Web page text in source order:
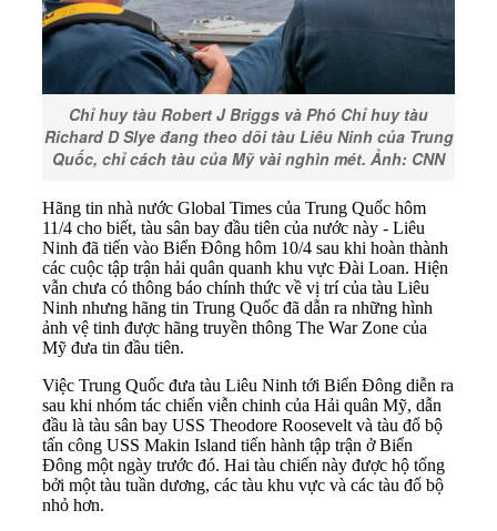
Chỉ huy tàu Robert J Briggs và Phó Chỉ huy tàu
Richard D Slye đang theo dõi tàu Liêu Ninh của Trung
Quốc, chỉ cách tàu của Mỹ vài nghìn mét. Ảnh: CNN
Hãng tin nhà nước Global Times của Trung Quốc hôm
11/4 cho biết, tàu sân bay đầu tiên của nước này - Liêu
Ninh đã tiến vào Biển Đông hôm 10/4 sau khi hoàn thành
các cuộc tập trận hải quân quanh khu vực Đài Loan. Hiện
vẫn chưa có thông báo chính thức về vị trí của tàu Liêu
Ninh nhưng hãng tin Trung Quốc đã dẫn ra những hình
ảnh vệ tinh được hãng truyền thông The War Zone của
Mỹ đưa tin đầu tiên.
Việc Trung Quốc đưa tàu Liêu Ninh tới Biển Đông diễn ra
sau khi nhóm tác chiến viễn chinh của Hải quân Mỹ, dẫn
đầu là tàu sân bay USS Theodore Roosevelt và tàu đổ bộ
tấn công USS Makin Island tiến hành tập trận ở Biển
Đông một ngày trước đó. Hai tàu chiến này được hộ tống
bởi một tàu tuần dương, các tàu khu vực và các tàu đổ bộ
nhỏ hơn.